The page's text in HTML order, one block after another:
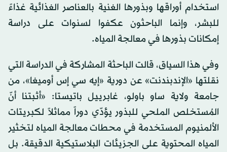
استخدام أوراقها وبذورها الغنية بالعناصر الغذائية غذاءً
للبشر، وإنما الباحثون عكفوا لسنوات على دراسة
إمكانات بذورها في معالجة المياه.
وفي هذا السياق، قالت الباحثة المشاركة في الدراسة التي
نقلتها «الإندبندنت» عن دورية «إيه سي إس أوميغا»، من
جامعة ولاية ساو باولو، غابرييل باتيستا: «أثبتنا أنّ
المُستخلص الملحي للبذور يؤدّي دوراً مماثلاً لكبريتات
الألمنيوم المستخدمة في محطات معالجة المياه لتخثير
المياه المحتوية على الجزيئات البلاستيكية الدقيقة. بل